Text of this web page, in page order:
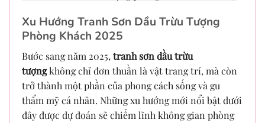
Xu Hướng Tranh Sơn Dầu Trừu Tượng
Phòng Khách 2025
Bước sang năm 2025,tranh sơn dầu trừu
tượngkhông chỉ đơn thuần là vật trang trí, mà còn
trở thành một phần của phong cách sống và gu
thẩm mỹ cá nhân. Những xu hướng mới nổi bật dưới
đây được dự đoán sẽ chiếm lĩnh không gian phòng